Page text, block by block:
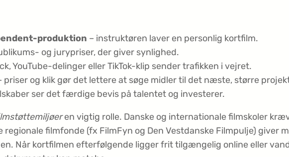
produktion – instruktøren laver en personlig kortfilm.
og jurypriser, der giver synlighed.
YouTube-delinger eller TikTok-klip sender trafikken i vejret.
priser og klik gør det lettere at søge midler til det næste, større
ser det færdige bevis på talentet og investerer.
en vigtig rolle. Danske og internationale film­skoler
filmfonde (fx FilmFyn og Den Vestdanske Filmpulje) giver
Når kortfilmen efterfølgende ligger frit tilgængelig online eller